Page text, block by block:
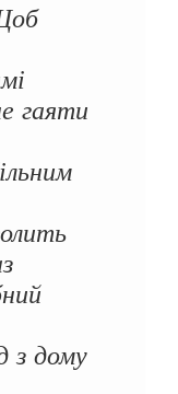
гаяти
з дому